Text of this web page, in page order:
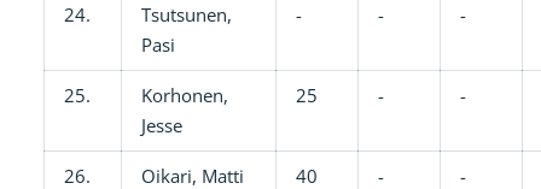
24.
Tsutsunen,
Pasi
- - -
25.
Korhonen,
Jesse
25 - -
26. Oikari, Matti 40 - -